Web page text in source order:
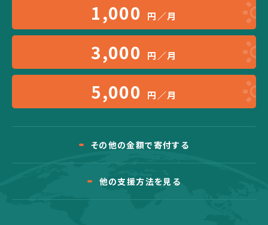
1,000 円／月
3,000 円／月
5,000 円／月
その他の金額で寄付する
他の支援方法を見る